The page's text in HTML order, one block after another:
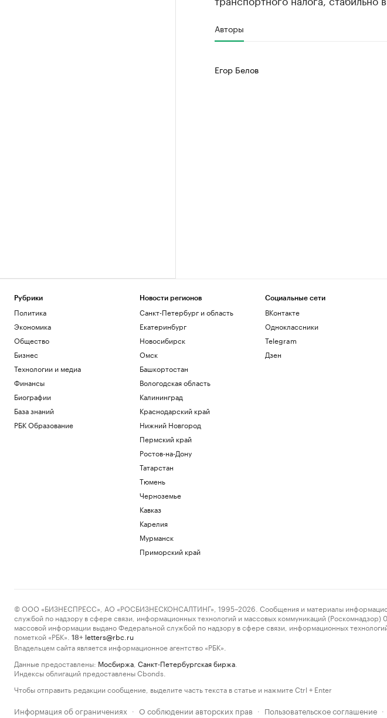
Авторы
Егор Белов
Рубрики
Политика
Экономика
Общество
Бизнес
Технологии и медиа
Финансы
Биографии
База знаний
РБК Образование
Новости регионов
Санкт-Петербург и область
Екатеринбург
Новосибирск
Омск
Башкортостан
Вологодская область
Калининград
Краснодарский край
Нижний Новгород
Пермский край
Ростов-на-Дону
Татарстан
Тюмень
Черноземье
Кавказ
Карелия
Мурманск
Приморский край
Социальные сети
ВКонтакте
Одноклассники
Telegram
Дзен
© ООО «БИЗНЕСПРЕСС», АО «РОСБИЗНЕСКОНСАЛТИНГ», 1995–2026. Сообщения и материалы
службой по надзору в сфере связи, информационных технологий и массовых коммуникаций
массовой информации выдано Федеральной службой по надзору в сфере связи, информационных
пометкой «РБК».
18+ letters@rbc.ru
Владельцем сайта является информационное агентство «РБК».
Данные предоставлены: Мосбиржа Санкт-Петербургская биржа
Индексы облигаций предоставлены Cbonds.
Чтобы отправить редакции сообщение, выделите часть текста в статье и нажмите Ctrl + Enter
Информация об ограничениях · О соблюдении авторских прав · Пользовательское соглашение ·